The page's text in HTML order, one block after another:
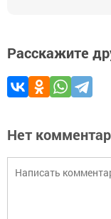
Расскажите
Нет